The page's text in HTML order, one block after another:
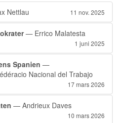
Nettlau 11 nov. 2025
— Errico Malatesta
1 juni 2025
Spanien —
Nacional del Trabajo
17 mars 2026
— Andrieux Daves
10 mars 2026